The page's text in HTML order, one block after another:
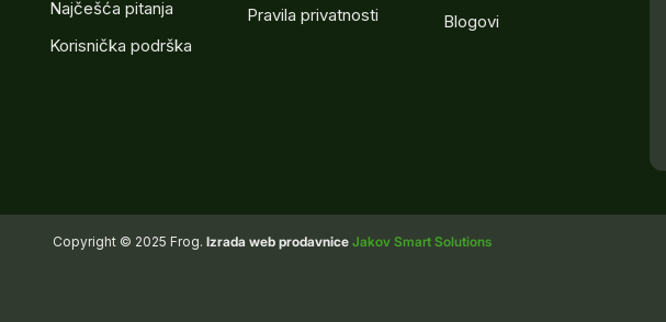
Najčešća pitanja
Korisnička podrška
Pravila privatnosti
Blogovi
Copyright © 2025 Frog. Izrada web prodavnice Jakov Smart Solutions